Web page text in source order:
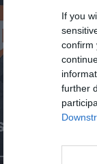
If you
confirm
further